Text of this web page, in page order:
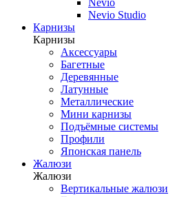
Nevio
Nevio Studio
Карнизы
Карнизы
Аксессуары
Багетные
Деревянные
Латунные
Металлические
Мини карнизы
Подъёмные системы
Профили
Японская панель
Жалюзи
Жалюзи
Вертикальные жалюзи